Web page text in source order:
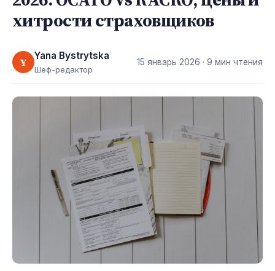
хитрости страховщиков
Y Yana Bystrytska
Шеф-редактор
15 январь 2026 · 9 мин чтения